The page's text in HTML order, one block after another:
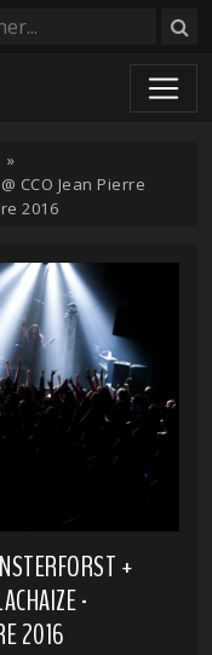
»
CCO Jean Pierre
2016
+
-
2016